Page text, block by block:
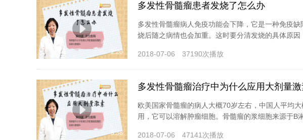
2:20
多发性骨髓瘤患者发烧了怎么办
多发性骨髓瘤病人免疫功能会下降，它是一种免疫
烧后随之病情也会加重。这时要分清发烧的具体原因
2018-07-06 37190次播放
3:38
多发性骨髓瘤治疗中为什么应用大剂量
欧美国家骨髓瘤的病人大概70岁左右，中国人平均
用，它可以溶解肿瘤细胞。骨髓瘤的浆细胞来源于B
2018-07-06 47141次播放